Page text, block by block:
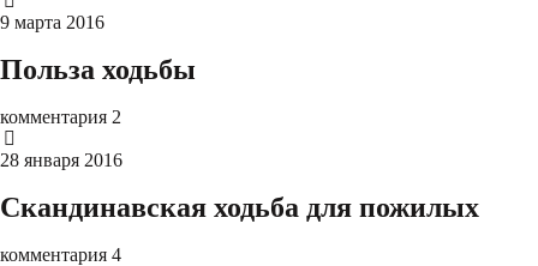
9 марта 2016
Польза ходьбы
комментария 2
28 января 2016
Скандинавская ходьба для пожилых
комментария 4